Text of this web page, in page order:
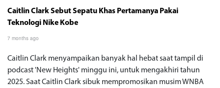
Caitlin Clark Sebut Sepatu Khas Pertamanya Pakai
Teknologi Nike Kobe
7 months ago
Caitlin Clark menyampaikan banyak hal hebat saat tampil di
podcast 'New Heights' minggu ini, untuk mengakhiri tahun
2025. Saat Caitlin Clark sibuk mempromosikan musim WNBA